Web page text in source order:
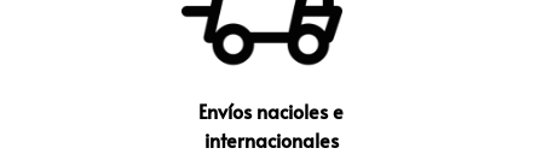
Envíos nacioles e
internacionales